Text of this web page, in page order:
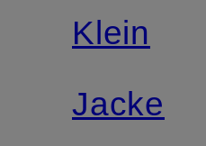
Klein
Jacke